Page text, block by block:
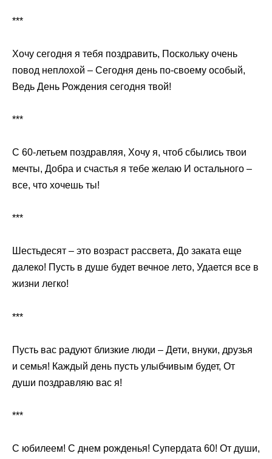
***
Хочу сегодня я тебя поздравить, Поскольку очень
повод неплохой – Сегодня день по-своему особый,
Ведь День Рождения сегодня твой!
***
С 60-летьем поздравляя, Хочу я, чтоб сбылись твои
мечты, Добра и счастья я тебе желаю И остального –
все, что хочешь ты!
***
Шестьдесят – это возраст рассвета, До заката еще
далеко! Пусть в душе будет вечное лето, Удается все в
жизни легко!
***
Пусть вас радуют близкие люди – Дети, внуки, друзья
и семья! Каждый день пусть улыбчивым будет, От
души поздравляю вас я!
***
С юбилеем! С днем рожденья! Супердата 60! От души,